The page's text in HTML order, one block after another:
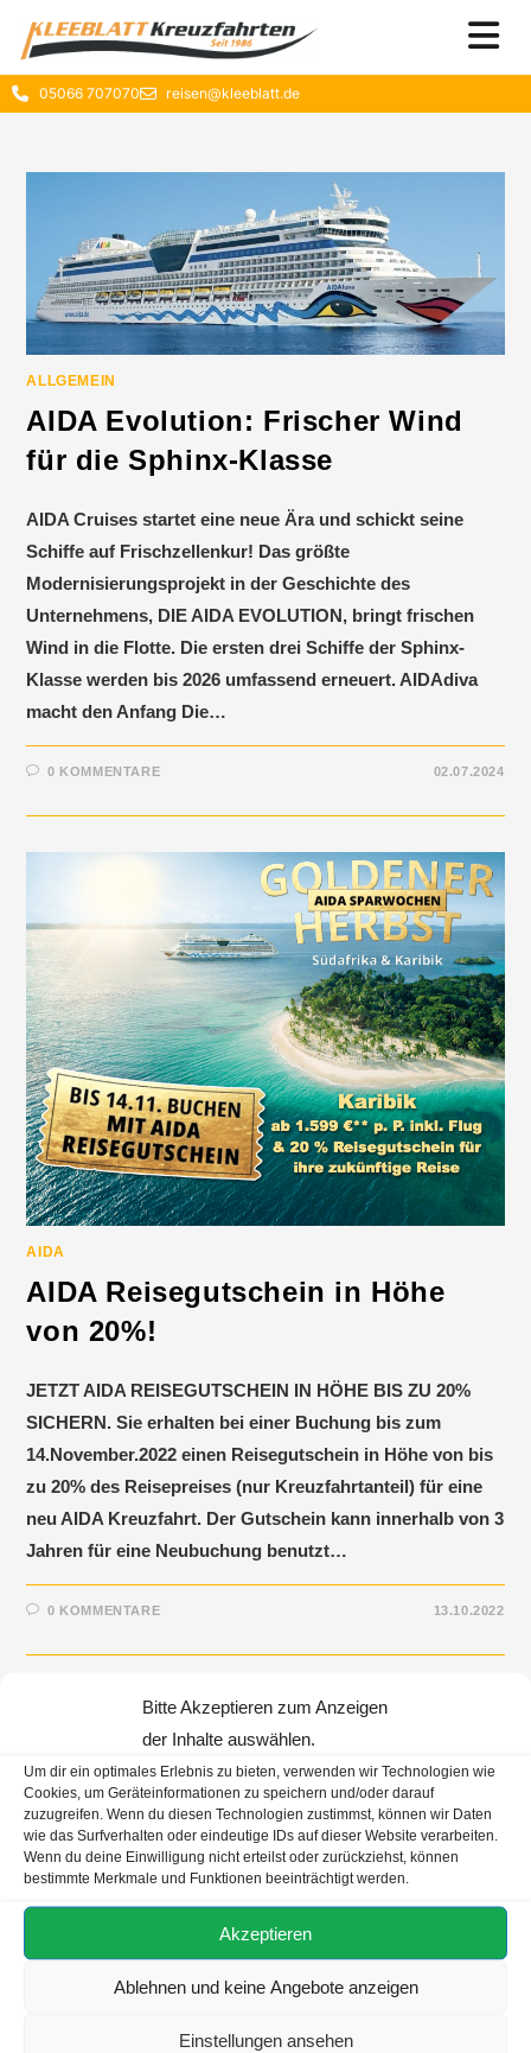
Bitte Akzeptieren zum Anzeigen
der Inhalte auswählen.
Um dir ein optimales Erlebnis zu bieten, verwenden wir Technologien wie
Cookies, um Geräteinformationen zu speichern und/oder darauf
zuzugreifen. Wenn du diesen Technologien zustimmst, können wir Daten
wie das Surfverhalten oder eindeutige IDs auf dieser Website verarbeiten.
Wenn du deine Einwilligung nicht erteilst oder zurückziehst, können
bestimmte Merkmale und Funktionen beeinträchtigt werden.
Akzeptieren
Ablehnen und keine Angebote anzeigen
Einstellungen ansehen
05066 707070 reisen@kleeblatt.de
ALLGEMEIN
AIDA Evolution: Frischer Wind
für die Sphinx-Klasse
AIDA Cruises startet eine neue Ära und schickt seine
Schiffe auf Frischzellenkur! Das größte
Modernisierungsprojekt in der Geschichte des
Unternehmens, DIE AIDA EVOLUTION, bringt frischen
Wind in die Flotte. Die ersten drei Schiffe der Sphinx-
Klasse werden bis 2026 umfassend erneuert. AIDAdiva
macht den Anfang Die…
0 KOMMENTARE 02.07.2024
AIDA
AIDA Reisegutschein in Höhe
von 20%!
JETZT AIDA REISEGUTSCHEIN IN HÖHE BIS ZU 20%
SICHERN. Sie erhalten bei einer Buchung bis zum
14.November.2022 einen Reisegutschein in Höhe von bis
zu 20% des Reisepreises (nur Kreuzfahrtanteil) für eine
neu AIDA Kreuzfahrt. Der Gutschein kann innerhalb von 3
Jahren für eine Neubuchung benutzt…
0 KOMMENTARE 13.10.2022
Volltext Suche Auf Der Seite
Neueste Beiträge
Mein Schiff InTUItion-Klasse fährt mit Bio-LNG